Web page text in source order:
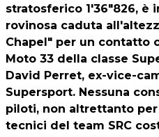
stratosferico 1'36"826, è
rovinosa caduta
Chapel" per un contatto
Moto 33 della classe
David Perret, ex-vice-
Supersport. Nessuna
piloti, non altrettanto per
tecnici del team SRC